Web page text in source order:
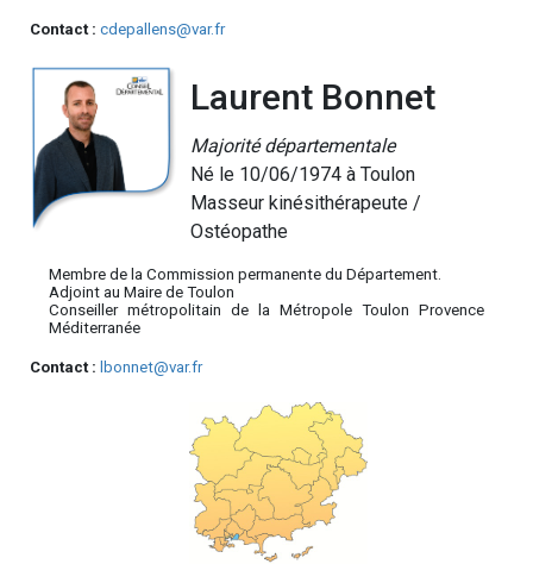
Contact : cdepallens@var.fr
Laurent Bonnet
Majorité départementale
Né le 10/06/1974 à Toulon
Masseur kinésithérapeute /
Ostéopathe
Membre de la Commission permanente du Département.
Adjoint au Maire de Toulon
Conseiller métropolitain de la Métropole Toulon Provence
Méditerranée
Contact : lbonnet@var.fr